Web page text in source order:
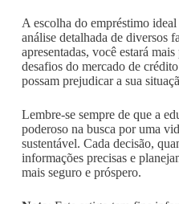
A escolha do empréstimo
análise detalhada de diversos
apresentadas, você estará
desafios do mercado de
possam prejudicar a sua
Lembre-se sempre de que a
poderoso na busca por uma
sustentável. Cada decisão,
informações precisas e
mais seguro e próspero.